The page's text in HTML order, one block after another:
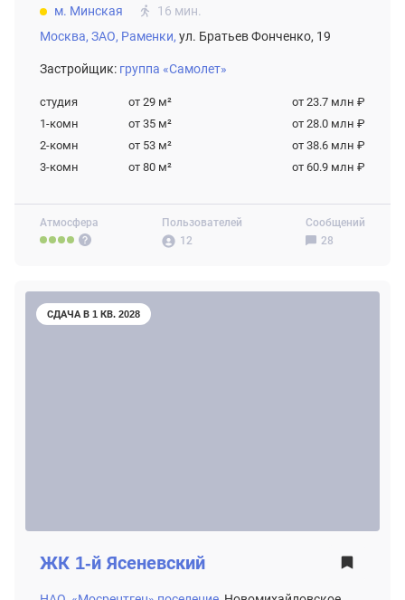
Атмосфера
Пользователей
12
Сообщений
28
м. Минская
16 мин.
Москва, ЗАО, Раменки, ул. Братьев Фонченко, 19
Застройщик: группа «Самолет»
студия от 29 м²
от 23.7 млн ₽
1-комн
от 35 м²
от 28.0 млн ₽
2-комн
от 53 м²
от 38.6 млн ₽
3-комн
от 80 м² от 60.9 млн ₽
СДАЧА В 1 КВ. 2028
ЖК 1-й Ясеневский